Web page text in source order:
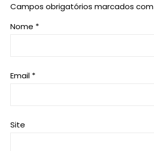
Campos obrigatórios marcados com
Nome *
Email *
Site